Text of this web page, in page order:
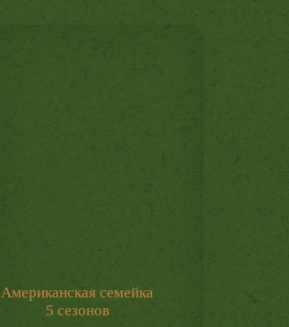
Американская семейка
5 сезонов